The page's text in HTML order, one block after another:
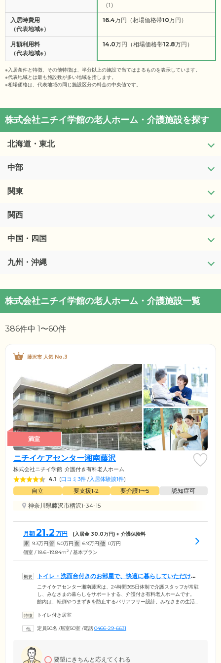
（1）
入居時費用
（代表地域※）
16.4万円（相場価格帯10万円）
月額利用料
（代表地域※）
14.0万円（相場価格帯12.8万円）
※入居条件と特徴、その他特徴は、半分以上の施設で当てはまるものを表示しています。
※代表地域とは最も施設数が多い地域を指します。
※相場価格は、代表地域の同じ施設区分の料金の中央値です。
株式会社ニチイ学館の老人ホーム・介護施設を探す
北海道・東北
北海道
青森県
岩手県
宮城県
秋田県
福島県
中部
新潟県
富山県
石川県
福井県
長野県
岐阜県
静岡県
愛知県
三重県
関東
茨城県
栃木県
群馬県
千葉県
東京都
神奈川県
関西
滋賀県
京都府
兵庫県
奈良県
和歌山県
中国・四国
鳥取県
岡山県
広島県
山口県
徳島県
香川県
愛媛県
高知県
九州・沖縄
長崎県
熊本県
大分県
宮崎県
鹿児島県
沖縄県
株式会社ニチイ学館の老人ホーム・介護施設一覧
386件中 1〜60件
藤沢市 人気 No.3
満室
ニチイケアセンター湘南藤沢
株式会社ニチイ学館 介護付き有料老人ホーム
4.1 (口コミ3件 /入居体験談1件)
自立 要支援1•2 要介護1〜5
認知症可
神奈川県藤沢市柄沢1-34-15
月額21.2 万円 (入居金 30.0万円) + 介護保険料
家 9.3万円 管 5.0万円 食 6.9万円 他 0万円
個室 / 18.6~19.84m2 / 基本プラン
トイレ・洗面台付きのお部屋で、快適に暮らしていただけま
す
ニチイケアセンター湘南藤沢は、24時間365日体制で介護スタッフが常駐
し、みなさまの暮らしをサポートする、介護付き有料老人ホームです。
館内は、転倒やつまずきを防止するバリアフリー設計。みなさまの生活
レ・洗面台・クローゼット・エアコン・照明器具・カーテンを備えてお
ンスに配慮したメニューを1日3食ご提供。ほかのご入居者様とのおしゃ
トイレ付き居室
定員50名 /居室50室 /電話0466-29-6631
要望にきちんと応えてくれる